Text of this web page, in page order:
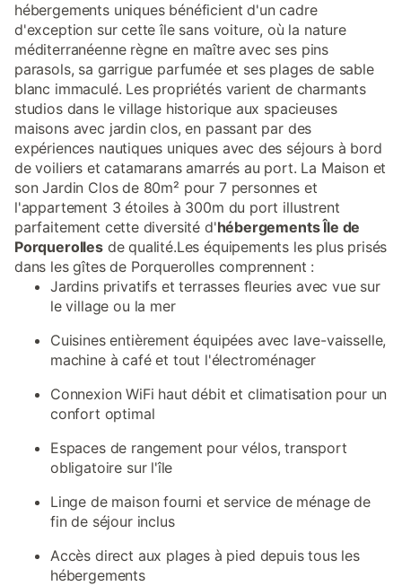
hébergements uniques bénéficient d'un cadre
d'exception sur cette île sans voiture, où la nature
méditerranéenne règne en maître avec ses pins
parasols, sa garrigue parfumée et ses plages de sable
blanc immaculé. Les propriétés varient de charmants
studios dans le village historique aux spacieuses
maisons avec jardin clos, en passant par des
expériences nautiques uniques avec des séjours à bord
de voiliers et catamarans amarrés au port. La Maison et
son Jardin Clos de 80m² pour 7 personnes et
l'appartement 3 étoiles à 300m du port illustrent
parfaitement cette diversité d'hébergements Île de
Porquerollesde qualité.Les équipements les plus prisés
dans les gîtes de Porquerolles comprennent :
Jardins privatifs et terrasses fleuries avec vue sur
le village ou la mer
Cuisines entièrement équipées avec lave-vaisselle,
machine à café et tout l'électroménager
Connexion WiFi haut débit et climatisation pour un
confort optimal
Espaces de rangement pour vélos, transport
obligatoire sur l'île
Linge de maison fourni et service de ménage de
fin de séjour inclus
Accès direct aux plages à pied depuis tous les
hébergements